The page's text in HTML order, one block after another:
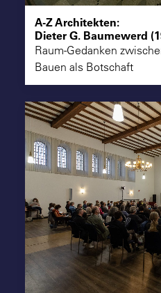
A-Z Architekten:
Dieter G. Baumewerd
Raum-Gedanken
Bauen als Botschaft